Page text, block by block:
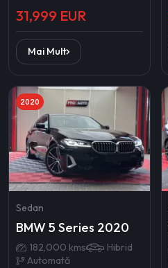
31,999 EUR
Mai Mult
2020
Sedan
BMW 5 Series 2020
182,000 kms
Hibrid
Automată